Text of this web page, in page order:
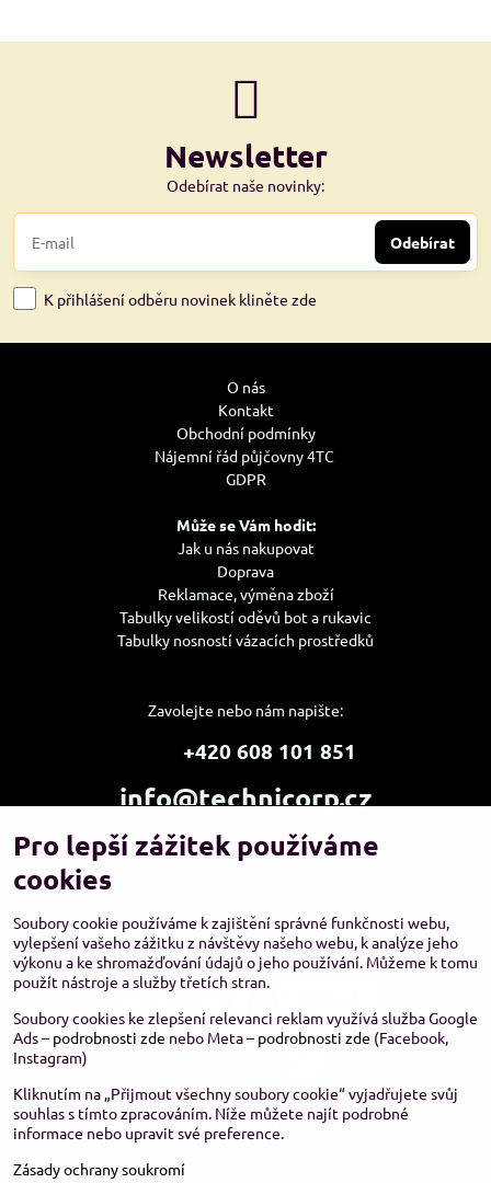
Newsletter
Odebírat naše novinky:
Odebírat
K přihlášení odběru novinek kliněte zde
O nás
Kontakt
Obchodní podmínky
Nájemní řád půjčovny 4TC
GDPR
Může se Vám hodit:
Jak u nás nakupovat
Doprava
Reklamace, výměna zboží
Tabulky velikostí oděvů bot a rukavic
Tabulky nosností vázacích prostředků
Zavolejte nebo nám napište:
+420 608 101 851
info@technicorp.cz
Showroom a výdejní místo:
TECHNICORP ESHOP s.r.o.
Pro lepší zážitek používáme
cookies
Soubory cookie používáme k zajištění správné funkčnosti webu,
vylepšení vašeho zážitku z návštěvy našeho webu, k analýze jeho
výkonu a ke shromažďování údajů o jeho používání. Můžeme k tomu
použít nástroje a služby třetích stran.
Soubory cookies ke zlepšení relevanci reklam využívá služba Google
Ads – podrobnosti zde nebo Meta – podrobnosti zde (Facebook,
Instagram)
Kliknutím na „Přijmout všechny soubory cookie“ vyjadřujete svůj
souhlas s tímto zpracováním. Níže můžete najít podrobné
informace nebo upravit své preference.
Zásady ochrany soukromí